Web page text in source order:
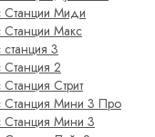
Станции Миди
Макс
3
2
Стрит
Станция Мини 3 Про
Станция Мини 3